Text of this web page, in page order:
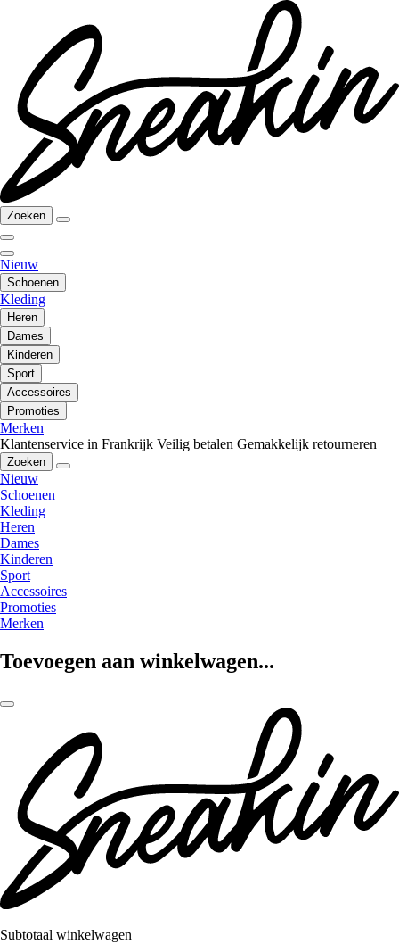
Zoeken
Nieuw
Schoenen
Kleding
Heren
Dames
Kinderen
Sport
Accessoires
Promoties
Merken
Klantenservice in Frankrijk Veilig betalen Gemakkelijk retourneren
Zoeken
Nieuw
Schoenen
Kleding
Heren
Dames
Kinderen
Sport
Accessoires
Promoties
Merken
Toevoegen aan winkelwagen...
Subtotaal winkelwagen